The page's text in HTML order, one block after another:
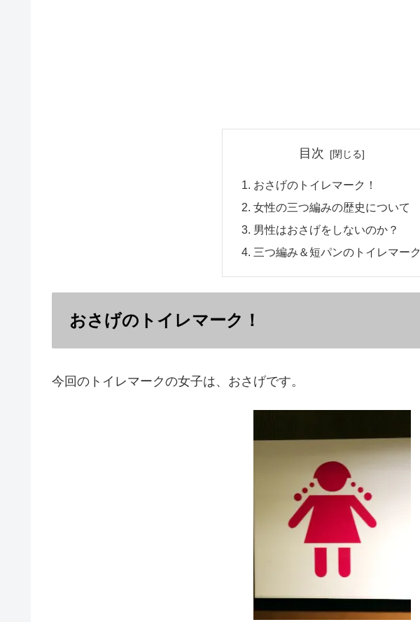
目次
おさげのトイレマーク！
女性の三つ編みの歴史について
男性はおさげをしないのか？
三つ編み＆短パンのトイレマーク
おさげのトイレマーク！
今回のトイレマークの女子は、おさげです。